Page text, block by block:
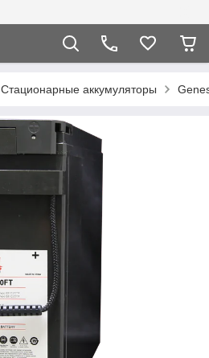
Стационарные аккумуляторы